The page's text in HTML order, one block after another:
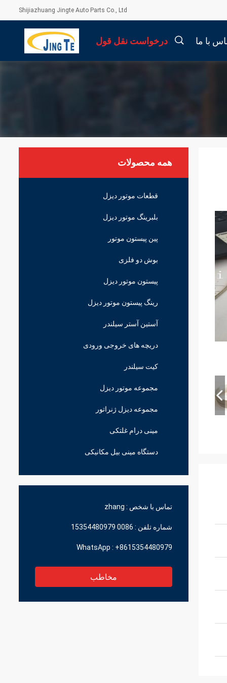
Shijiazhuang Jingte Auto Parts Co., Ltd
با ما درخواست نقل قول
همه محصولات
قطعات موتور دیزل
بلبرینگ موتور دیزل
پین پیستون موتور
بوش دو فلزی
پیستون موتور دیزل
رینگ پیستون موتور دیزل
آستین آستر سیلندر
دریچه های خروجی ورودی
کیت سیلندر
مجموعه موتور دیزل
مجموعه دیزل ژنراتور
مینی درام غلتکی
دستگاه مینی بیل مکانیکی
تماس با شخص : zhang
شماره تلفن : 0086 15354480979
WhatsApp : +8615354480979
مخاطب